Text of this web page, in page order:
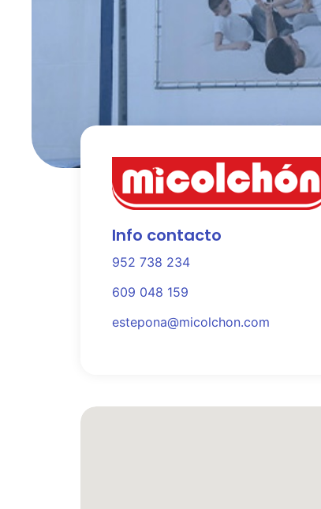
Info contacto
952 738 234
609 048 159
estepona@micolchon.com